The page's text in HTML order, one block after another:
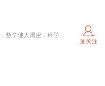
读史使人明智，读诗使人灵秀，数学使人周密，科学使人深刻，伦理学使人庄重，逻辑修辞使人善辩，凡有所学，皆成性格。
加关注